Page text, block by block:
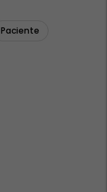
Paciente